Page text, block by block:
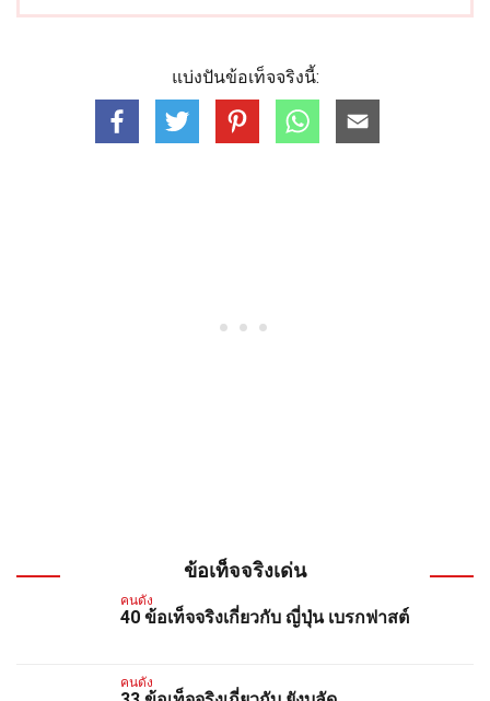
แบ่งปันข้อเท็จจริงนี้:
ข้อเท็จจริงเด่น
คนดัง
40 ข้อเท็จจริงเกี่ยวกับ ญี่ปุ่น เบรกฟาสต์
คนดัง